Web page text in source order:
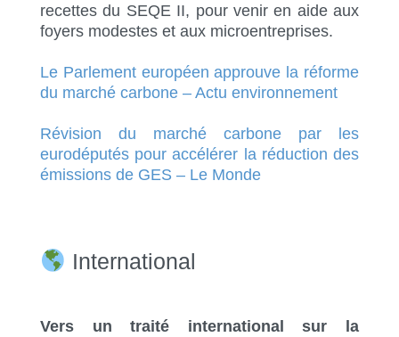
recettes du SEQE II, pour venir en aide aux
foyers modestes et aux microentreprises.
Le Parlement européen approuve la réforme
du marché carbone – Actu environnement
Révision du marché carbone par les
eurodéputés pour accélérer la réduction des
émissions de GES – Le Monde
International
Vers un traité international sur la